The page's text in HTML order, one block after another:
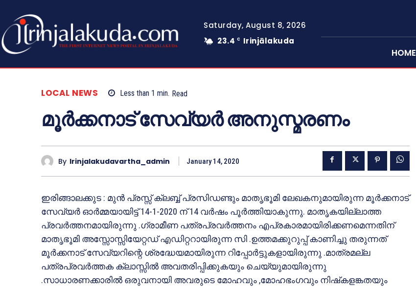
Saturday, August 8, 2026
23.4 C Irinjālakuda
HOME
LOCAL NEWS Less than 1 min. Read
മൂര്‍ക്കനാട് സേവ്യര്‍ അനുസ്മരണം
By Irinjalakudavartha_admin January 14, 2020
ഇരിങ്ങാലക്കുട : മുന്‍ പ്രസ്സ് ക്ലബ്ബ് പ്രസിഡണ്ടും മാതൃഭൂമി ലേഖകനുമായിരുന്ന മൂര്‍ക്കനാട്
സേവ്യര്‍ ഓര്‍മ്മയായിട്ട് 14-1-2020 ന് 14 വര്‍ഷം പൂര്‍ത്തിയാകുന്നു. മാതൃകയില്ലാത്ത
പ്രവര്‍ത്തനമായിരുന്നു .ഗ്രാമീണ പത്രപ്രവര്‍ത്തനം എപ്രകാരമായിരിക്കണമെന്നതിന്
മാതൃഭൂമി അസ്സോസ്സിയേറ്റഡ് എഡിറ്ററായിരുന്ന സി .ഉത്തമക്കുറുപ്പ് കാണിച്ചു തരുന്നത്
മൂര്‍ക്കനാട് സേവ്യറിന്റെ ശ്രദ്ധേയമായിരുന്ന റിപ്പോര്‍ട്ടുകളായിരുന്നു .മാത്രമല്ല
പത്രപ്രവര്‍ത്തക ക്ലാസ്സില്‍ അവതരിപ്പിക്കുകയും ചെയ്യുമായിരുന്നു
.സാധാരണക്കാരില്‍ ഒരുവനായി അവരുടെ മോഹവും ,മോഹഭംഗവും നിഷ്‌കളങ്കതയും